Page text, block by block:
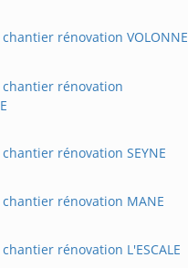
rénovation VOLONNE
rénovation
rénovation SEYNE
rénovation MANE
rénovation L'ESCALE